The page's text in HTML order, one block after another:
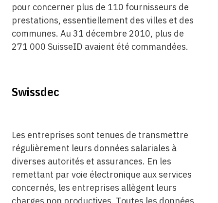
pour concerner plus de 110 fournisseurs de
prestations, essentiellement des villes et des
communes. Au 31 décembre 2010, plus de
271 000 SuisseID avaient été commandées.
Swissdec
Les entreprises sont tenues de transmettre
régulièrement leurs données salariales à
diverses autorités et assurances. En les
remettant par voie électronique aux services
concernés, les entreprises allègent leurs